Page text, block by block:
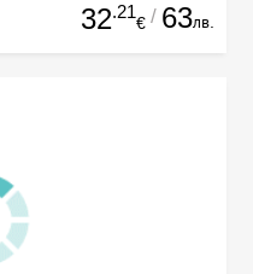
32.21
€ / 63лв.